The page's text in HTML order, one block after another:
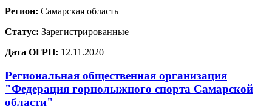
Регион: Самарская область
Статус: Зарегистрированные
Дата ОГРН: 12.11.2020
Региональная общественная организация
"Федерация горнолыжного спорта Самарской
области"